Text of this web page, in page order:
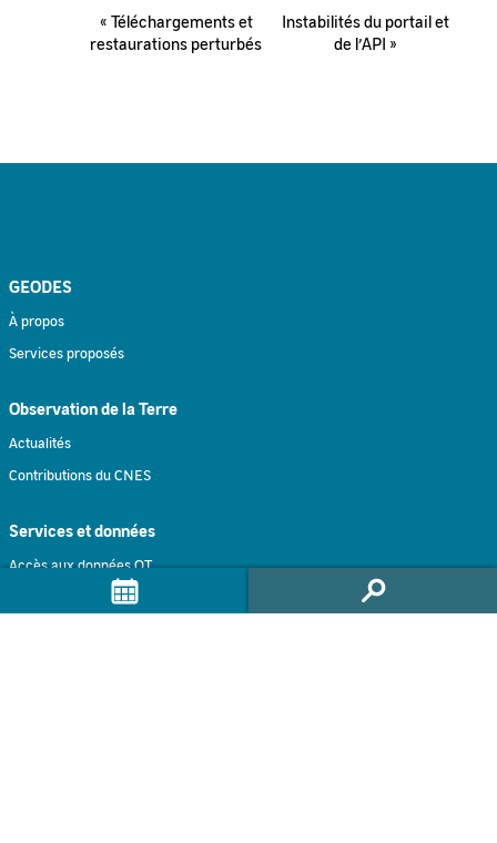
Navigation
Évènement
« Téléchargements et
restaurations perturbés
Instabilités du portail et
de l’API »
GEODES
À propos
Services proposés
Observation de la Terre
Actualités
Contributions du CNES
Services et données
Accès aux données OT